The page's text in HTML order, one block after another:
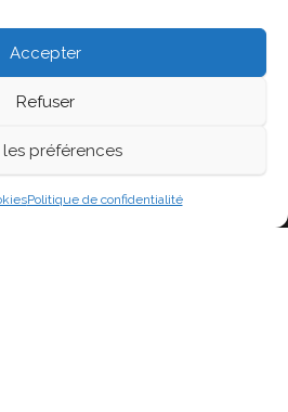
Accepter
Refuser
les préférences
Politique de confidentialité
parWordPress
Blog